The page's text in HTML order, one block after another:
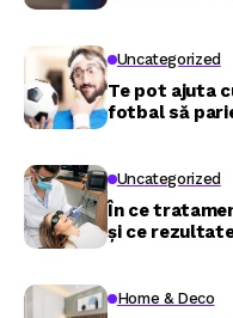
Uncategorized
Te pot ajuta
fotbal să
Uncategorized
În ce
și ce
Home & Deco